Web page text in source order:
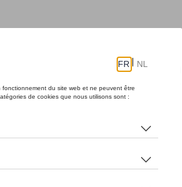
Nombre